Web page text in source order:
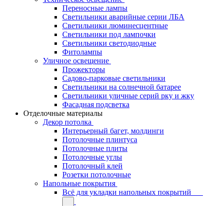
Переносные лампы
Светильники аварийные серии ЛБА
Светильники люминесцентные
Светильники под лампочки
Светильники светодиодные
Фитолампы
Уличное освещение
Прожекторы
Садово-парковые светильники
Светильники на солнечной батарее
Светильники уличные серий рку и жку
Фасадная подсветка
Отделочные материалы
Декор потолка
Интерьерный багет, молдинги
Потолочные плинтуса
Потолочные плиты
Потолочные углы
Потолочный клей
Розетки потолочные
Напольные покрытия
Всё для укладки напольных покрытий